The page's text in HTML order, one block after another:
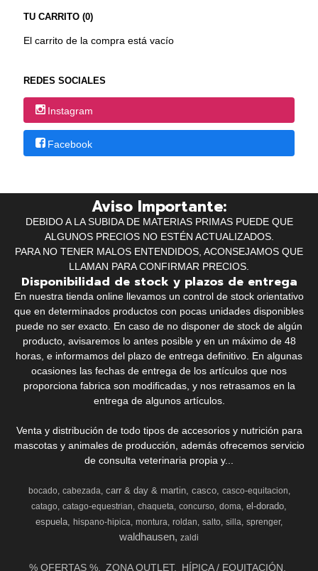
TU CARRITO (0)
El carrito de la compra está vacío
REDES SOCIALES
Instagram
Facebook
Aviso Importante:
DEBIDO A LA SUBIDA DE MATERIAS PRIMAS PUEDE QUE
ALGUNOS PRECIOS NO ESTÉN ACTUALIZADOS.
PARA NO TENER MALOS ENTENDIDOS, ACONSEJAMOS QUE
LLAMAN PARA CONFIRMAR PRECIOS.
Disponibilidad de stock y plazos de entrega
En nuestra tienda online llevamos un control de stock orientativo
que en determinados productos con pocas unidades disponibles
puede no ser exacto. En caso de no disponer de stock de algún
producto, avisaremos lo antes posible y en un máximo de 48
horas, e informamos del plazo de entrega definitivo. En algunas
ocasiones las fechas de entrega de los artículos que nos
proporciona fabrica son modificadas, y nos retrasamos en la
entrega de algunos artículos.
Venta y distribución de todo tipos de accesorios y nutrición para
mascotas y animales de producción, además ofrecemos servicio
de consulta veterinaria propia y...
bocado cabezada carr & day & martin casco
casco-equitacion
catago catago-equestrian chaqueta concurso doma el-dorado
espuela
hispano-hipica montura roldan salto silla sprenger
waldhausen zaldi
% OFERTAS % ZONA OUTLET HÍPICA / EQUITACIÓN